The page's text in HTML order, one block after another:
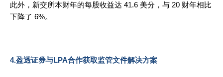
此外，新交所本财年的每股收益达 41.6 美分，与 20 财年相比
下降了 6%。
4.盈透证券与LPA合作获取监管文件解决方案